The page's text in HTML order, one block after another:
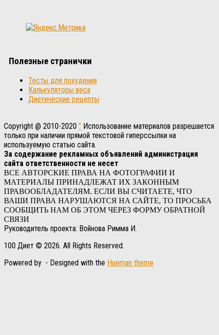
Полезные странички
Тесты для похудения
Калькуляторы веса
Диетические рецепты
Copyright @ 2010-2020 " Использование материалов разрешается
только при наличии прямой текстовой гиперссылки на
используемую статью сайта.
За содержание рекламных объявлений администрация
сайта ответственности не несет
ВСЕ АВТОРСКИЕ ПРАВА НА ФОТОГРАФИИ И
МАТЕРИАЛЫ ПРИНАДЛЕЖАТ ИХ ЗАКОННЫМ
ПРАВООБЛАДАТЕЛЯМ. ЕСЛИ ВЫ СЧИТАЕТЕ, ЧТО
ВАШИ ПРАВА НАРУШАЮТСЯ НА САЙТЕ, ТО ПРОСЬБА
СООБЩИТЬ НАМ ОБ ЭТОМ ЧЕРЕЗ ФОРМУ ОБРАТНОЙ
СВЯЗИ
Руководитель проекта: Войнова Римма И.
100 Диет © 2026. All Rights Reserved.
Powered by - Designed with the Hueman theme